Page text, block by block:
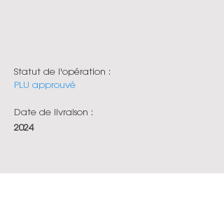
Statut de l'opération :
PLU approuvé
Date de livraison :
2024